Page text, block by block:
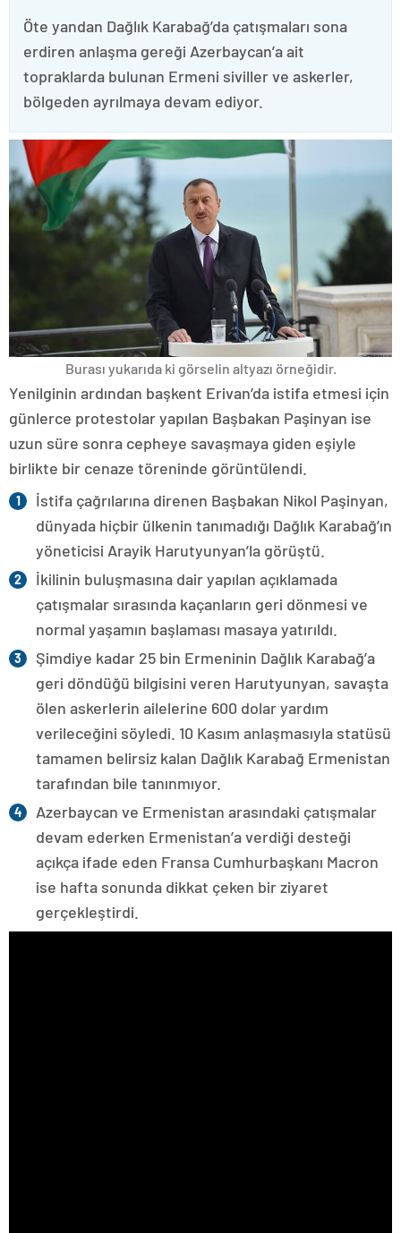
Öte yandan Dağlık Karabağ’da çatışmaları sona
erdiren anlaşma gereği Azerbaycan’a ait
topraklarda bulunan Ermeni siviller ve askerler,
bölgeden ayrılmaya devam ediyor.
Burası yukarıda ki görselin altyazı örneğidir.
Yenilginin ardından başkent Erivan’da istifa etmesi için
günlerce protestolar yapılan Başbakan Paşinyan ise
uzun süre sonra cepheye savaşmaya giden eşiyle
birlikte bir cenaze töreninde görüntülendi.
İstifa çağrılarına direnen Başbakan Nikol Paşinyan,
dünyada hiçbir ülkenin tanımadığı Dağlık Karabağ’ın
yöneticisi Arayik Harutyunyan’la görüştü.
İkilinin buluşmasına dair yapılan açıklamada
çatışmalar sırasında kaçanların geri dönmesi ve
normal yaşamın başlaması masaya yatırıldı.
Şimdiye kadar 25 bin Ermeninin Dağlık Karabağ’a
geri döndüğü bilgisini veren Harutyunyan, savaşta
ölen askerlerin ailelerine 600 dolar yardım
verileceğini söyledi. 10 Kasım anlaşmasıyla statüsü
tamamen belirsiz kalan Dağlık Karabağ Ermenistan
tarafından bile tanınmıyor.
Azerbaycan ve Ermenistan arasındaki çatışmalar
devam ederken Ermenistan’a verdiği desteği
açıkça ifade eden Fransa Cumhurbaşkanı Macron
ise hafta sonunda dikkat çeken bir ziyaret
gerçekleştirdi.